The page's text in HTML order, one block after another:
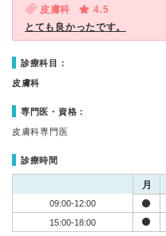
皮膚科
4.5
とても良かったです。
診療科目：
皮膚科
専門医・資格：
皮膚科専門医
診療時間
月
09:00-12:00
15:00-18:00